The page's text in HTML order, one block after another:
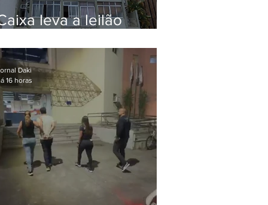
leva a leilão
em Botafogo
Daki
16 horas